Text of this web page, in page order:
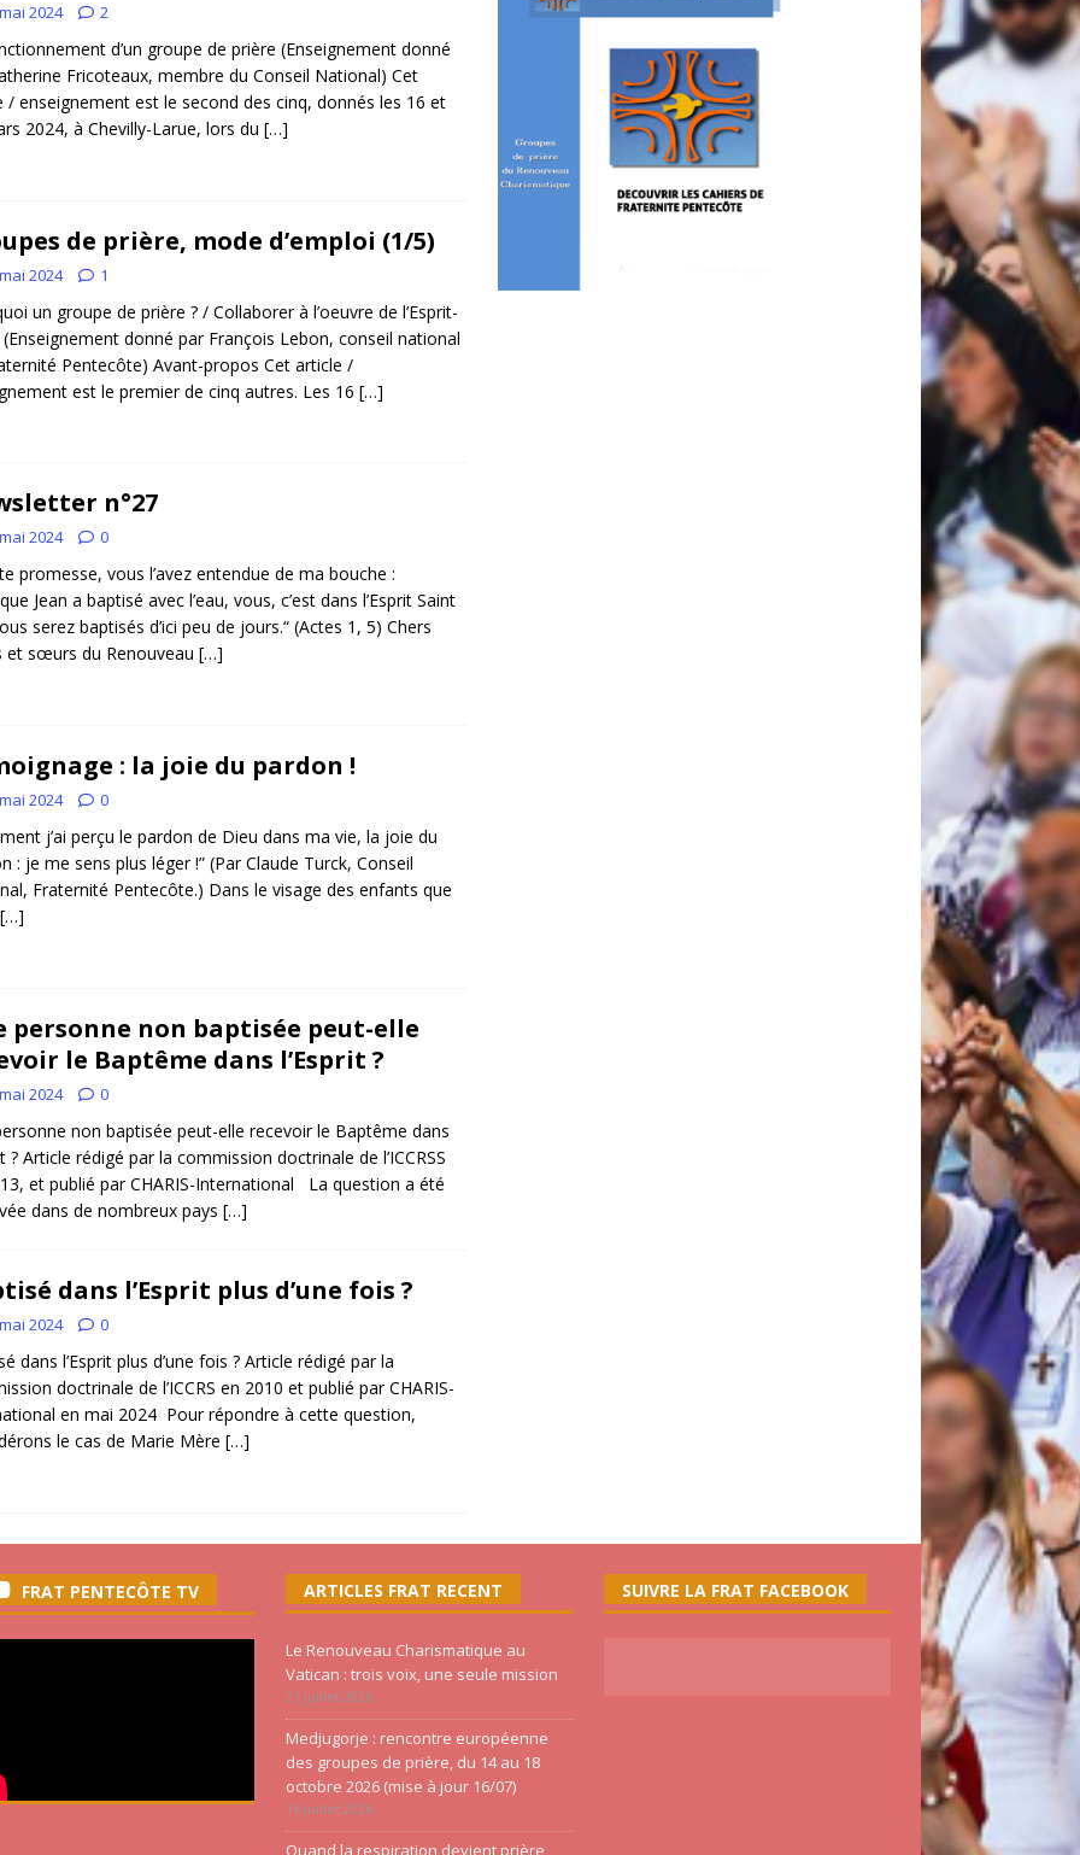
2024 2
d’un groupe de prière (Enseignement donné
Fricoteaux, membre du Conseil National) Cet
/ enseignement est le second des cinq, donnés les 16 et
2024, à Chevilly-Larue, lors du […]
de prière, mode d’emploi (1/5)
2024 1
un groupe de prière ? / Collaborer à l’oeuvre de l’Esprit-
(Enseignement donné par François Lebon, conseil national
Pentecôte) Avant-propos Cet article /
est le premier de cinq autres. Les 16 […]
n°27
2024 0
promesse, vous l’avez entendue de ma bouche :
Jean a baptisé avec l’eau, vous, c’est dans l’Esprit Saint
serez baptisés d’ici peu de jours.“ (Actes 1, 5) Chers
et sœurs du Renouveau […]
: la joie du pardon !
2024 0
j’ai perçu le pardon de Dieu dans ma vie, la joie du
: je me sens plus léger !” (Par Claude Turck, Conseil
Fraternité Pentecôte.) Dans le visage des enfants que
[…]
personne non baptisée peut-elle
le Baptême dans l’Esprit ?
2024 0
non baptisée peut-elle recevoir le Baptême dans
? Article rédigé par la commission doctrinale de l’ICCRSS
et publié par CHARIS-International La question a été
dans de nombreux pays […]
dans l’Esprit plus d’une fois ?
2024 0
dans l’Esprit plus d’une fois ? Article rédigé par la
doctrinale de l’ICCRS en 2010 et publié par CHARIS-
en mai 2024 Pour répondre à cette question,
le cas de Marie Mère […]
FRAT PENTECÔTE TV ARTICLES FRAT RECENT
Le Renouveau Charismatique au
Vatican : trois voix, une seule mission
21 juillet 2026
Medjugorje : rencontre européenne
des groupes de prière, du 14 au 18
octobre 2026 (mise à jour 16/07)
16 juillet 2026
Quand la respiration devient prière
SUIVRE LA FRAT FACEBOOK